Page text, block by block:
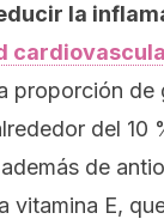
la
proporción de
del 10
de
vitamina E,